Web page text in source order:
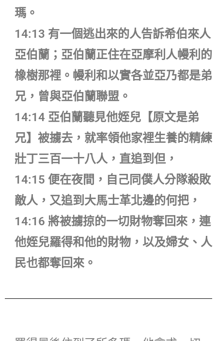
瑪。
14:13 有一個逃出來的人告訴希伯來人
亞伯蘭；亞伯蘭正住在亞摩利人幔利的
橡樹那裡。幔利和以實各並亞乃都是弟
兄，曾與亞伯蘭聯盟。
14:14 亞伯蘭聽見他姪兒【原文是弟
兄】被擄去，就率領他家裡生養的精練
壯丁三百一十八人，直追到但，
14:15 便在夜間，自己同僕人分隊殺敗
敵人，又追到大馬士革北邊的何把，
14:16 將被擄掠的一切財物奪回來，連
他姪兒羅得和他的財物，以及婦女、人
民也都奪回來。